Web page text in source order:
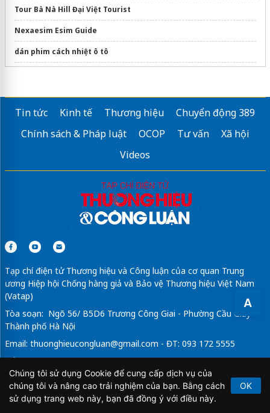
A
Tour Bà Nà Hill Đại Việt Tourist
Nexaesim Esim Guide
dán phim cách nhiệt ô tô
Southern Vietnam tour
Vietnam private tours
Tin tức Kinh tế Thương hiệu
Chuyển động 389
Chính sách & Pháp luật
OCOP Tư vấn
Xã hội
Videos
Tạp chí điện tử Thương hiệu và Công luận của cơ quan Trung
ương Hiệp hội Chống hàng giả và Bảo vệ Thương hiệu Việt Nam
(Vatap)
Tòa soạn: Ngõ 56/ B5D6 Trương Công Giai - Phường Cầu Giấy -
Thành phố Hà Nội
Email: thuonghieucongluan@gmail.com - ĐT: 093 172 5555
Tổng Biên Tập: Vũ Đức Thuận
Giấy phép hoạt động báo chí điện tử số 64/GP-BTTTT do Bộ
Thông tin và Truyền thông cấp ngày 21/2/2020.
Chúng tôi sử dụng Cookie để cung cấp dịch vụ của
chúng tôi và nâng cao trải nghiệm của bạn. Bằng cách
sử dụng trang web này, bạn đã đồng ý với điều này.
OK